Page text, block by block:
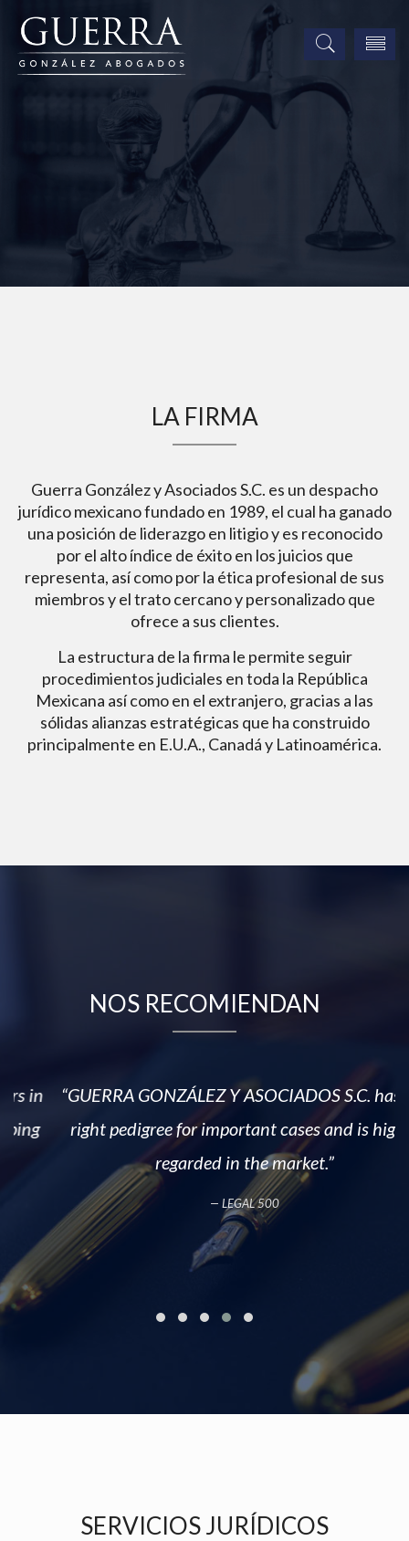
Hemos representado los juicios como
Deudor de mayor valor y como
Acreedor con mayor recuperación
registrados en México.
LA FIRMA
Guerra González y Asociados S.C. es un despacho
jurídico mexicano fundado en 1989, el cual ha ganado
una posición de liderazgo en litigio y es reconocido
por el alto índice de éxito en los juicios que
representa, así como por la ética profesional de sus
miembros y el trato cercano y personalizado que
ofrece a sus clientes.
La estructura de la firma le permite seguir
procedimientos judiciales en toda la República
Mexicana así como en el extranjero, gracias a las
sólidas alianzas estratégicas que ha construido
principalmente en E.U.A., Canadá y Latinoamérica.
NOS RECOMIENDAN
“GUERRA GONZÁLEZ Y ASOCIADOS S.C. has the
right pedigree for important cases and is highly
regarded in the market.”
— LEGAL 500
SERVICIOS JURÍDICOS